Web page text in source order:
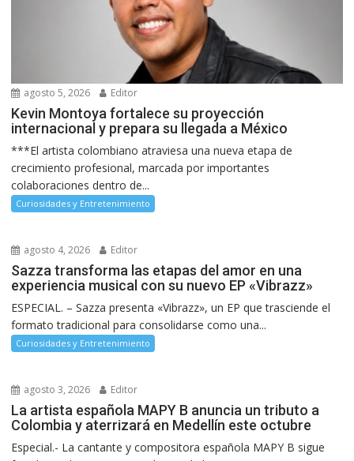
agosto 5, 2026 Editor
Kevin Montoya fortalece su proyección
internacional y prepara su llegada a México
***El artista colombiano atraviesa una nueva etapa de
crecimiento profesional, marcada por importantes
colaboraciones dentro de...
Curiosidades y Entretenimiento
agosto 4, 2026 Editor
Sazza transforma las etapas del amor en una
experiencia musical con su nuevo EP «Vibrazz»
ESPECIAL. – Sazza presenta «Vibrazz», un EP que trasciende el
formato tradicional para consolidarse como una...
Curiosidades y Entretenimiento
agosto 3, 2026 Editor
La artista española MAPY B anuncia un tributo a
Colombia y aterrizará en Medellín este octubre
Especial.- La cantante y compositora española MAPY B sigue